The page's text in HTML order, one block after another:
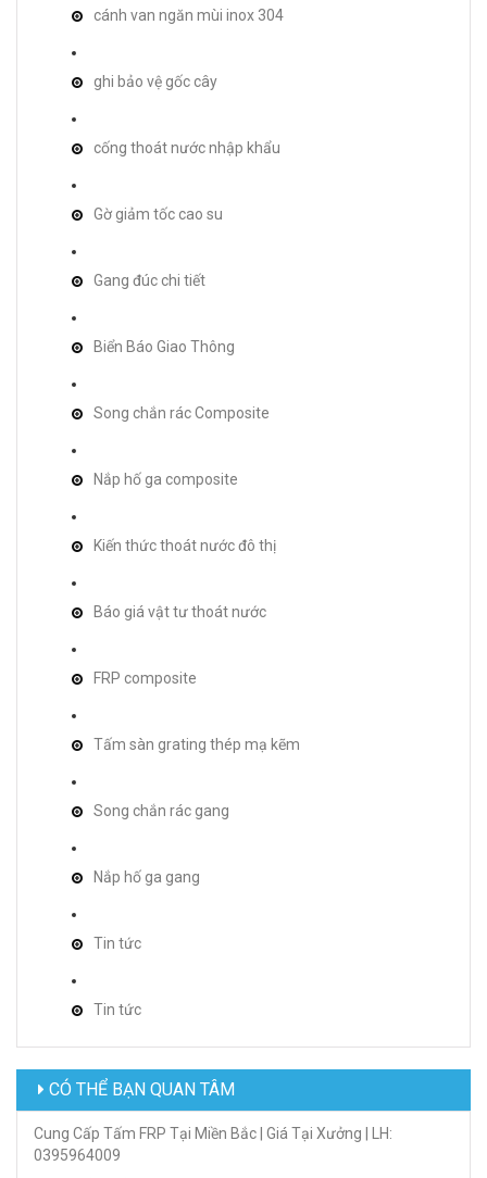
cánh van ngăn mùi inox 304
ghi bảo vệ gốc cây
cống thoát nước nhập khẩu
Gờ giảm tốc cao su
Gang đúc chi tiết
Biển Báo Giao Thông
Song chắn rác Composite
Nắp hố ga composite
Kiến thức thoát nước đô thị
Báo giá vật tư thoát nước
FRP composite
Tấm sàn grating thép mạ kẽm
Song chắn rác gang
Nắp hố ga gang
Tin tức
Tin tức
CÓ THỂ BẠN QUAN TÂM
Cung Cấp Tấm FRP Tại Miền Bắc | Giá Tại Xưởng | LH:
0395964009